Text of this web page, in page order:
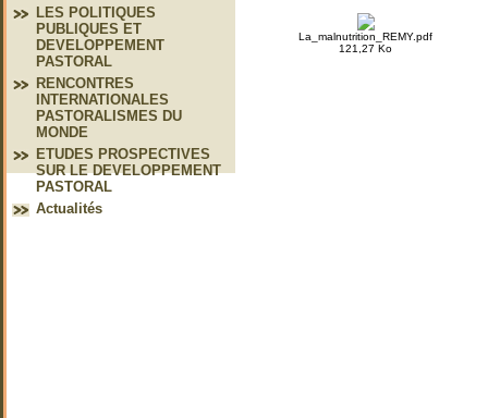
LES POLITIQUES
PUBLIQUES ET
DEVELOPPEMENT
PASTORAL
RENCONTRES
INTERNATIONALES
PASTORALISMES DU
MONDE
ETUDES PROSPECTIVES
SUR LE DEVELOPPEMENT
PASTORAL
Actualités
La_malnutrition_REMY.pdf
121,27 Ko